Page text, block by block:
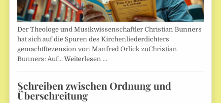
Der Theologe und Musikwissenschaftler Christian Bunners
hat sich auf die Spuren des Kirchenliederdichters
gemachtRezension von Manfred Orlick zuChristian
Bunners: Auf…Weiterlesen …
Schreiben zwischen Ordnung und
Überschreitung